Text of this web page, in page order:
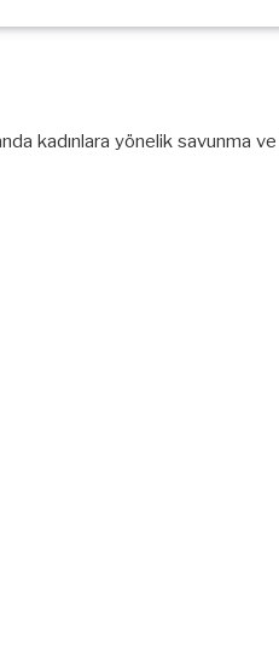
kadınlara yönelik savunma